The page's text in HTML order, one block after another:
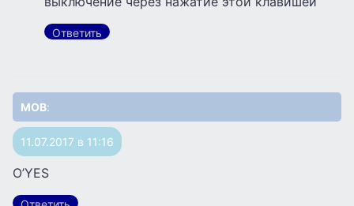
Ответить
MOB:
11.07.2017 в 11:16
O’YES